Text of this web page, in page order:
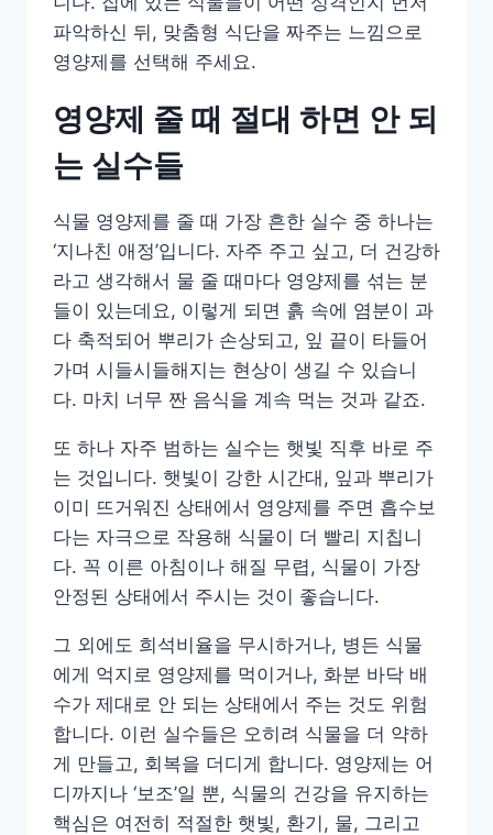
파악하신 뒤, 맞춤형 식단을 짜주는 느낌으로
영양제를 선택해 주세요.
영양제 줄 때 절대 하면 안 되
는 실수들
식물 영양제를 줄 때 가장 흔한 실수 중 하나는
‘지나친 애정’입니다. 자주 주고 싶고, 더 건강하
라고 생각해서 물 줄 때마다 영양제를 섞는 분
들이 있는데요, 이렇게 되면 흙 속에 염분이 과
다 축적되어 뿌리가 손상되고, 잎 끝이 타들어
가며 시들시들해지는 현상이 생길 수 있습니
다. 마치 너무 짠 음식을 계속 먹는 것과 같죠.
또 하나 자주 범하는 실수는 햇빛 직후 바로 주
는 것입니다. 햇빛이 강한 시간대, 잎과 뿌리가
이미 뜨거워진 상태에서 영양제를 주면 흡수보
다는 자극으로 작용해 식물이 더 빨리 지칩니
다. 꼭 이른 아침이나 해질 무렵, 식물이 가장
안정된 상태에서 주시는 것이 좋습니다.
그 외에도 희석비율을 무시하거나, 병든 식물
에게 억지로 영양제를 먹이거나, 화분 바닥 배
수가 제대로 안 되는 상태에서 주는 것도 위험
합니다. 이런 실수들은 오히려 식물을 더 약하
게 만들고, 회복을 더디게 합니다. 영양제는 어
디까지나 ‘보조’일 뿐, 식물의 건강을 유지하는
핵심은 여전히 적절한 햇빛, 환기, 물, 그리고